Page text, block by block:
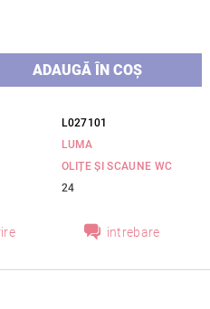
L027101
LUMA
OLIȚE ȘI SCAUNE WC
24
intrebare